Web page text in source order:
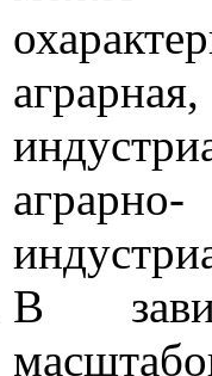
аграрная,
аграрно-
В